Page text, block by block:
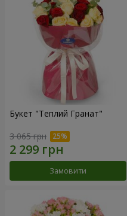
Букет "Теплий Гранат"
3 065 грн
Замовити